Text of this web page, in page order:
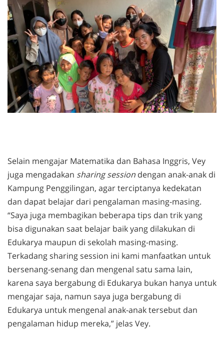
Selain mengajar Matematika dan Bahasa Inggris, Vey
juga mengadakan sharing session dengan anak-anak di
Kampung Penggilingan, agar terciptanya kedekatan
dan dapat belajar dari pengalaman masing-masing.
“Saya juga membagikan beberapa tips dan trik yang
bisa digunakan saat belajar baik yang dilakukan di
Edukarya maupun di sekolah masing-masing.
Terkadang sharing session ini kami manfaatkan untuk
bersenang-senang dan mengenal satu sama lain,
karena saya bergabung di Edukarya bukan hanya untuk
mengajar saja, namun saya juga bergabung di
Edukarya untuk mengenal anak-anak tersebut dan
pengalaman hidup mereka,” jelas Vey.